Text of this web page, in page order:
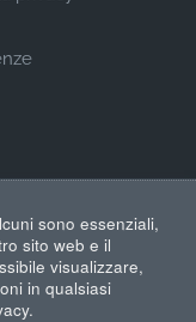
sono essenziali,
sito web e il
visualizzare,
in qualsiasi